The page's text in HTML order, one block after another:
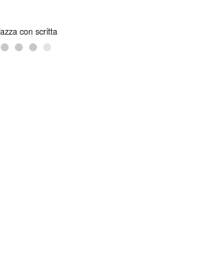
Tazza Spotify